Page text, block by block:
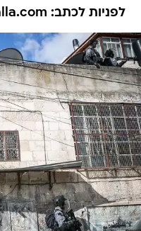
לפניות לכתב: sben72@walla.com